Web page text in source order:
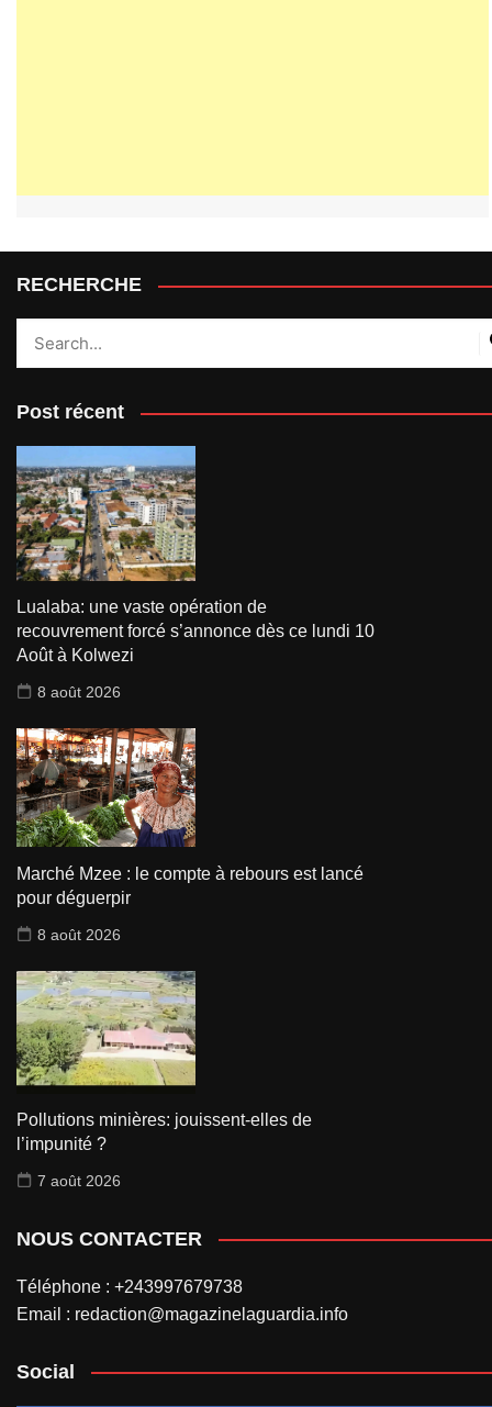
RECHERCHE
Post récent
Lualaba: une vaste opération de
recouvrement forcé s’annonce dès ce lundi 10
Août à Kolwezi
8 août 2026
Marché Mzee : le compte à rebours est lancé
pour déguerpir
8 août 2026
Pollutions minières: jouissent-elles de
l’impunité ?
7 août 2026
NOUS CONTACTER
Téléphone : +243997679738
Email : redaction@magazinelaguardia.info
Social